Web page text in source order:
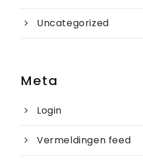
Uncategorized
Meta
Login
Vermeldingen feed